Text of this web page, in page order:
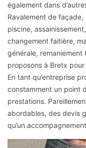
également dans
Ravalement de
piscine,
changement faitière,
générale,
proposons à Bretx
En tant qu’entreprise
constamment un point
prestations.
abordables, des devis
qu’un